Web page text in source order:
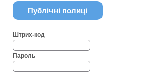
Публічні полиці
Штрих-код
Пароль